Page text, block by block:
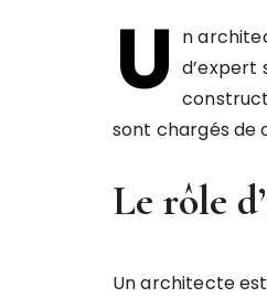
U n
d’expert
sont chargés de
Le rôle
Un architecte